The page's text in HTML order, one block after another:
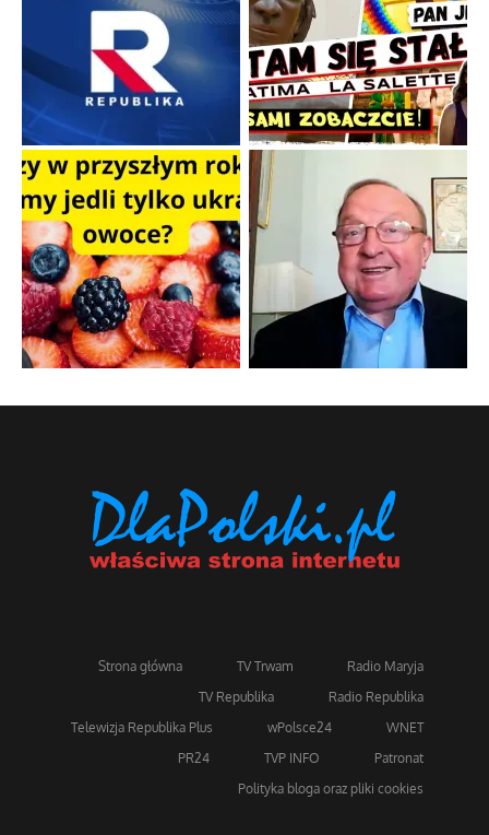
Strona główna TV Trwam
Radio Maryja
TV Republika
Radio Republika
Telewizja Republika Plus
wPolsce24
WNET
PR24
TVP INFO
Patronat
Polityka bloga oraz pliki cookies